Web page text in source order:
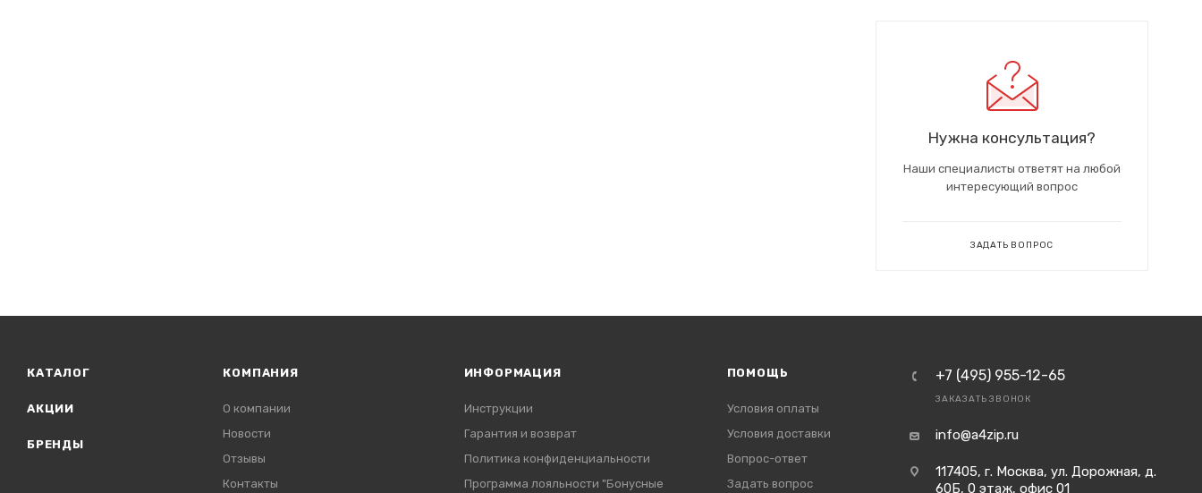
Нужна консультация?
Наши специалисты ответят на любой
интересующий вопрос
ЗАДАТЬ ВОПРОС
КАТАЛОГ
АКЦИИ
БРЕНДЫ
КОМПАНИЯ
О компании
Новости
Отзывы
Контакты
ИНФОРМАЦИЯ
Инструкции
Гарантия и возврат
Политика конфиденциальности
Программа лояльности "Бонусные
ПОМОЩЬ
Условия оплаты
Условия доставки
Вопрос-ответ
Задать вопрос
+7 (495) 955-12-65
ЗАКАЗАТЬ ЗВОНОК
info@a4zip.ru
117405, г. Москва, ул. Дорожная, д.
60Б, 0 этаж, офис 01